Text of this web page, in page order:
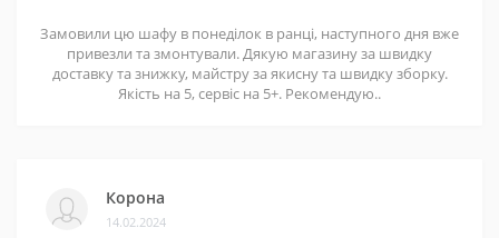
Замовили цю шафу в понеділок в ранці, наступного дня вже
привезли та змонтували. Дякую магазину за швидку
доставку та знижку, майстру за якисну та швидку зборку.
Якість на 5, сервіс на 5+. Рекомендую..
Корона
14.02.2024